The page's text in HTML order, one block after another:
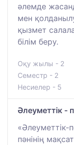
әлемде
мен
қызмет
білім беру.
Оқу жылы - 2
Семестр - 2
Несиелер - 5
Әлеуметтік -
«Әлеуметтік-
пәнінің